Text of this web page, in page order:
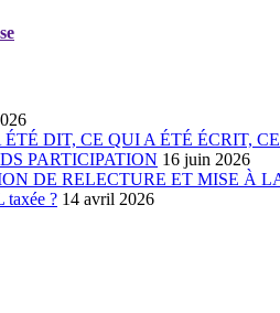
DIT, CE QUI A ÉTÉ ÉCRIT,
PARTICIPATION 16 juin 2026
DE RELECTURE ET MISE À
? 14 avril 2026